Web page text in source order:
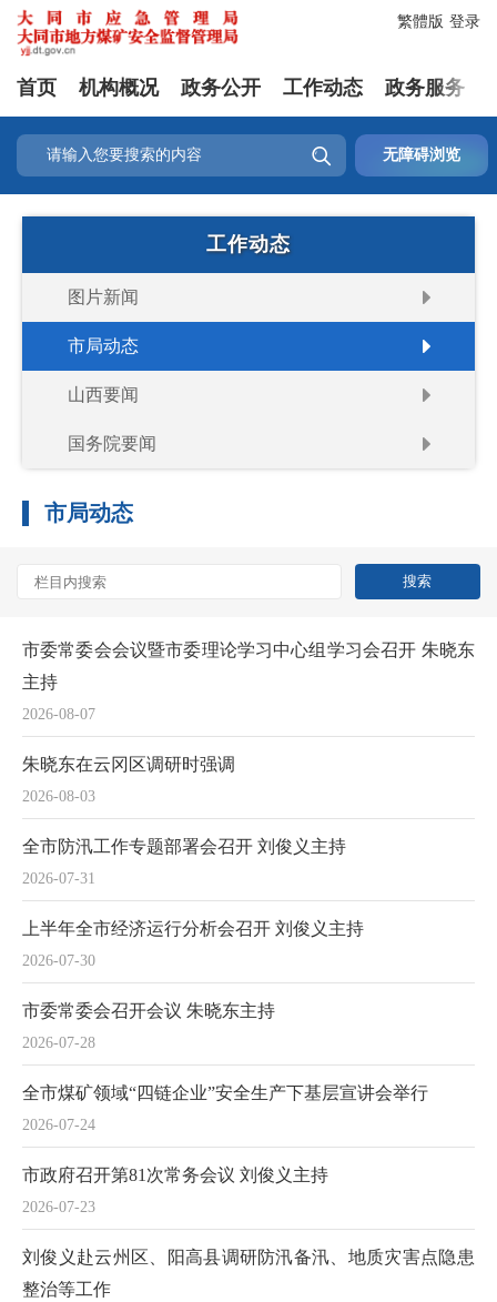
登录
繁體版
首页 机构概况 政务公开 工作动态 政务服务
 无障碍浏览
工作动态
图片新闻
市局动态
山西要闻
国务院要闻
市局动态
2026-08-07
市委常委会会议暨市委理论学习中心组学习会召开 朱晓东
主持
2026-08-03
朱晓东在云冈区调研时强调
2026-07-31
全市防汛工作专题部署会召开 刘俊义主持
2026-07-30
上半年全市经济运行分析会召开 刘俊义主持
2026-07-28
市委常委会召开会议 朱晓东主持
2026-07-24
全市煤矿领域“四链企业”安全生产下基层宣讲会举行
2026-07-23
市政府召开第81次常务会议 刘俊义主持
刘俊义赴云州区、阳高县调研防汛备汛、地质灾害点隐患
整治等工作